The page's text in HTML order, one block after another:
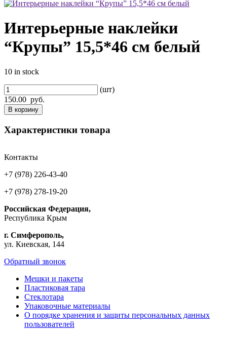
Интерьерные наклейки
“Крупы” 15,5*46 см белый
10 in stock
(шт)
150.00 руб.
В корзину
Характеристики товара
Контакты
+7 (978) 226-43-40
+7 (978) 278-19-20
Российская Федерация,
Республика Крым
г. Симферополь,
ул. Киевская, 144
Обратный звонок
Мешки и пакеты
Пластиковая тара
Стеклотара
Упаковочные материалы
О порядке хранения и защиты персональных данных
пользователей